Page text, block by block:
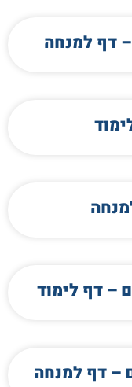
– דף למנחה
– דף לימוד
– דף למנחה